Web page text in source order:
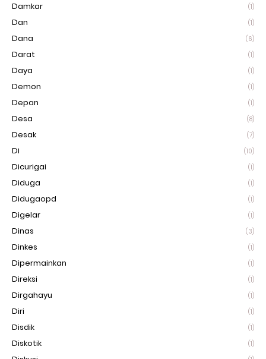
Damkar (1)
Dan (1)
Dana (6)
Darat (1)
Daya (1)
Demon (1)
Depan (1)
Desa (8)
Desak (7)
Di (10)
Dicurigai (1)
Diduga (1)
Didugaopd (1)
Digelar (1)
Dinas (3)
Dinkes (1)
Dipermainkan (1)
Direksi (1)
Dirgahayu (1)
Diri (1)
Disdik (1)
Diskotik (1)